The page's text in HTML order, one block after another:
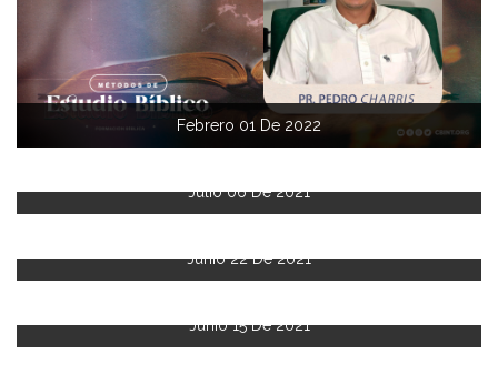
Febrero 01 De 2022
Julio 06 De 2021
Junio 22 De 2021
Junio 15 De 2021